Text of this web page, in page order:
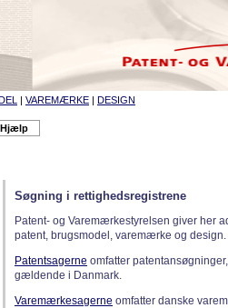
| VAREMÆRKE | DESIGN
Søgning i rettighedsregistrene
Patent- og Varemærkestyrelsen giver her
patent, brugsmodel, varemærke og design.
Patentsagerne omfatter
gældende i Danmark.
Varemærkesagerne omfatter danske